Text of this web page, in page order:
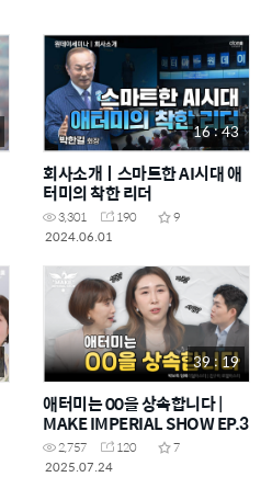
16 : 43
회사소개ㅣ스마트한 AI시대 애
터미의 착한 리더
3,301 190
9
2024.06.01
39 : 19
애터미는 00을 상속합니다 |
MAKE IMPERIAL SHOW EP.3
2,757 120
7
2025.07.24